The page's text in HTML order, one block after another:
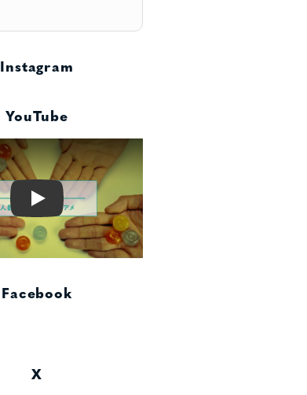
Instagram
YouTube
Play
Facebook
X